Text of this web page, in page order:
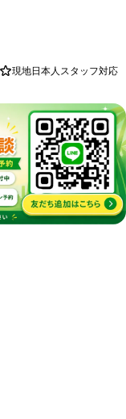
現地日本人スタッフ対応